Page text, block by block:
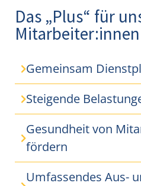
Das „Plus“ für
Mitarbeiter:innen
Gemeinsam
Steigende
Gesundheit von
fördern
Umfassendes Aus-